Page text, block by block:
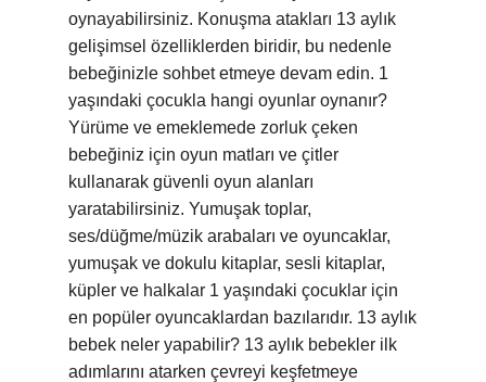
oynayabilirsiniz. Konuşma atakları 13 aylık
gelişimsel özelliklerden biridir, bu nedenle
bebeğinizle sohbet etmeye devam edin. 1
yaşındaki çocukla hangi oyunlar oynanır?
Yürüme ve emeklemede zorluk çeken
bebeğiniz için oyun matları ve çitler
kullanarak güvenli oyun alanları
yaratabilirsiniz. Yumuşak toplar,
ses/düğme/müzik arabaları ve oyuncaklar,
yumuşak ve dokulu kitaplar, sesli kitaplar,
küpler ve halkalar 1 yaşındaki çocuklar için
en popüler oyuncaklardan bazılarıdır. 13 aylık
bebek neler yapabilir? 13 aylık bebekler ilk
adımlarını atarken çevreyi keşfetmeye